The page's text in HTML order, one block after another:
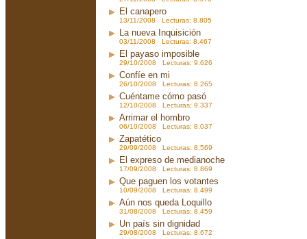
El canapero
13/11/2008 Lecturas: 8.805
La nueva Inquisición
03/11/2008 Lecturas: 8.467
El payaso imposible
29/10/2008 Lecturas: 9.626
Confíe en mi
26/10/2008 Lecturas: 8.265
Cuéntame cómo pasó
12/10/2008 Lecturas: 9.337
Arrimar el hombro
06/10/2008 Lecturas: 8.037
Zapatético
29/09/2008 Lecturas: 8.569
El expreso de medianoche
17/09/2008 Lecturas: 8.869
Que paguen los votantes
10/09/2008 Lecturas: 8.499
Aún nos queda Loquillo
31/08/2008 Lecturas: 8.459
Un país sin dignidad
29/08/2008 Lecturas: 8.672